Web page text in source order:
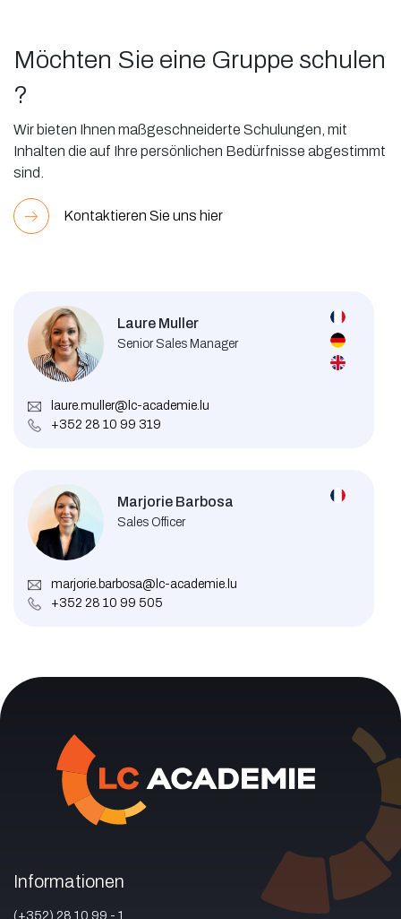
Möchten Sie eine Gruppe schulen
?
Wir bieten Ihnen maßgeschneiderte Schulungen, mit
Inhalten die auf Ihre persönlichen Bedürfnisse abgestimmt
sind.
Kontaktieren Sie uns hier
Laure Muller
Senior Sales Manager
laure.muller@lc-academie.lu
+352 28 10 99 319
Marjorie Barbosa
Sales Officer
marjorie.barbosa@lc-academie.lu
+352 28 10 99 505
Informationen
(+352) 28 10 99 - 1